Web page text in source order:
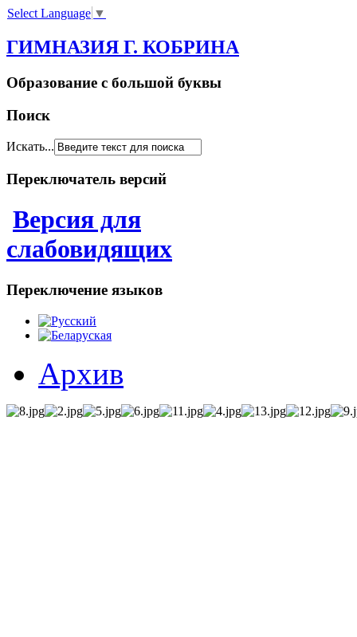
Select Language ▼
ГИМНАЗИЯ Г. КОБРИНА
Образование с большой буквы
Поиск
Искать...
Переключатель версий
Версия для
слабовидящих
Переключение языков
Архив